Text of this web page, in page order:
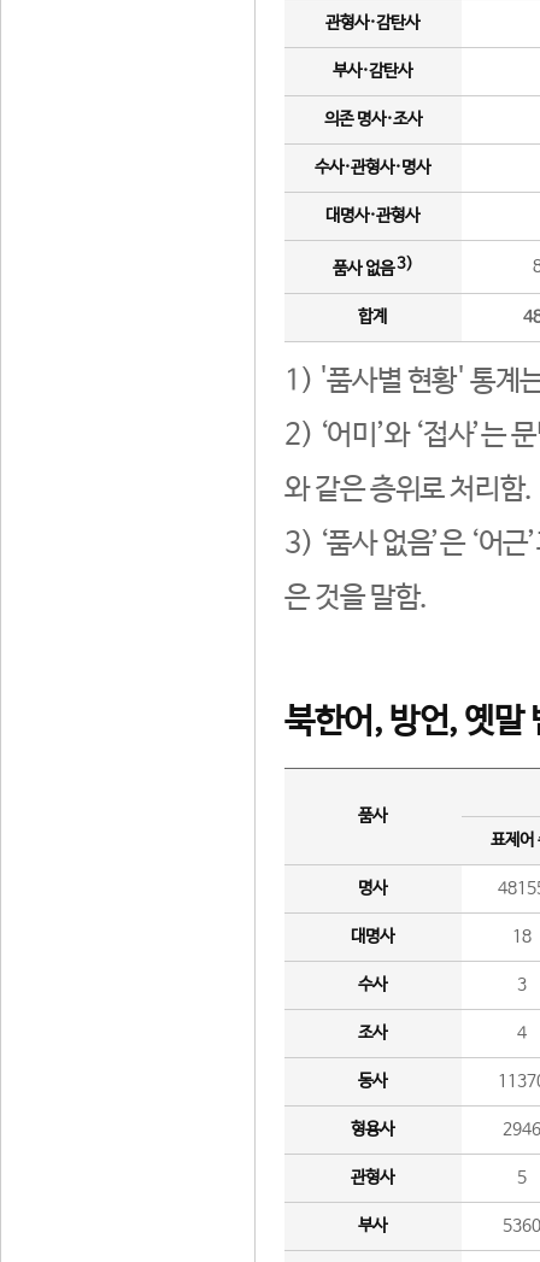
관형사·감탄사
부사·감탄사
의존 명사·조사
수사·관형사·명사
대명사·관형사
품사 없음3)
합계
1) '품사별 현황' 통계
2) ‘어미’와 ‘접사’는
와 같은 층위로 처리함.
3) ‘품사 없음’은 ‘어
은 것을 말함.
북한어, 방언, 옛말
품사
표제어
명사
대명사 18
수사 3
조사 4
동사
형용사 2946
관형사 5
부사 5360